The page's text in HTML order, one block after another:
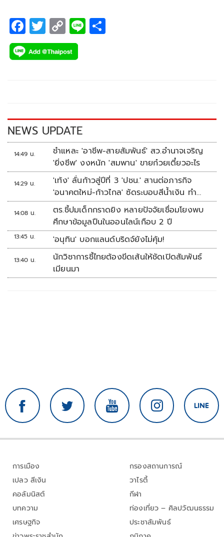
F
ac
e
k
T
wi
tt
C
o
p
k
Li
NEWS UPDATE
14:49 น.
ชำแหละ 'อาชีพ-สายสัมพันธ์' สว.อำนาจเจริญ
'ยิ่งชีพ' งงหนัก 'สมพาน' ขายก๋วยเตี๋ยวอะไร
14:29 น.
'เท้ง' ลั่นก้าวสู่ปีที่ 3 'ปชน.' สานต่อภารกิจ
'อนาคตใหม่-ก้าวไกล' ซัดระบอบสีน้ำเงิน ทำ
หลักนิติรัฐ-นิติธรรมสั่นคลอน
14:08 น.
ตร.ชี้ปมเด็กกราดยิง หลายปัจจัยเชื่อมโยงพบ
ศึกษาข้อมูลปืนในออนไลน์เกือบ 2 ปี
13:45 น. 'อนุทิน' บอกแลนด์บริดจ์ยังไม่คุ้ม!
13:40 น.
นักวิชาการชี้ไทยต้องขีดเส้นให้ชัดเปิดสัมพันธ์
เมียนมา
การเมือง
เปลว สีเงิน
คอลัมนิสต์
บทความ
เศรษฐกิจ
กรองสถานการณ์
วาไรตี้
กีฬา
ท่องเที่ยว – ศิลปวัฒนธรรม
ประชาสัมพันธ์